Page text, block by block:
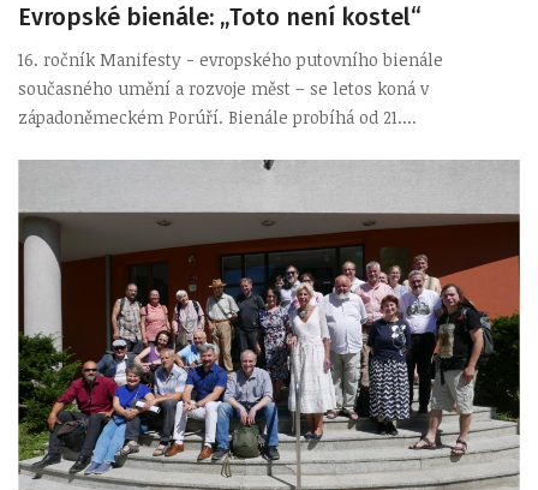
Evropské bienále: „Toto není kostel“
16. ročník Manifesty - evropského putovního bienále
současného umění a rozvoje měst – se letos koná v
západoněmeckém Porúří. Bienále probíhá od 21....